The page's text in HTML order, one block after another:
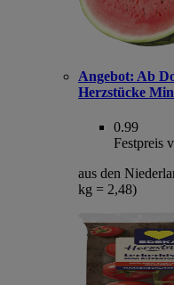
Angebot: Ab
Herzstücke
0.99
Festpreis
aus den
kg = 2,48)